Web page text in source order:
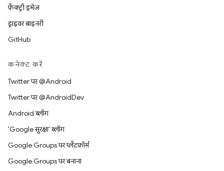
फ़ैक्ट्री इमेज
ड्राइवर बाइनरी
GitHub
कनेक्ट करें
Twitter पर @Android
Twitter पर @AndroidDev
Android ब्लॉग
'Google सुरक्षा' ब्लॉग
Google Groups पर प्लैटफ़ॉर्म
Google Groups पर बनाना